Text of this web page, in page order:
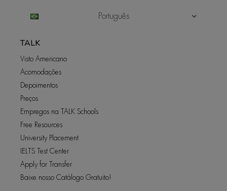
Português
TALK
Visto Americano
Acomodações
Depoimentos
Preços
Empregos na TALK Schools
Free Resources
University Placement
IELTS Test Center
Apply for Transfer
Baixe nosso Catálogo Gratuito!